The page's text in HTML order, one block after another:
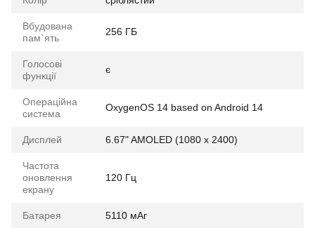
Вбудована
пам`ять
256 ГБ
Голосові
функції
є
Операційна
система
OxygenOS 14 based on Android 14
Дисплей 6.67" AMOLED (1080 x 2400)
Частота
оновлення
екрану
120 Гц
Батарея 5110 мАг